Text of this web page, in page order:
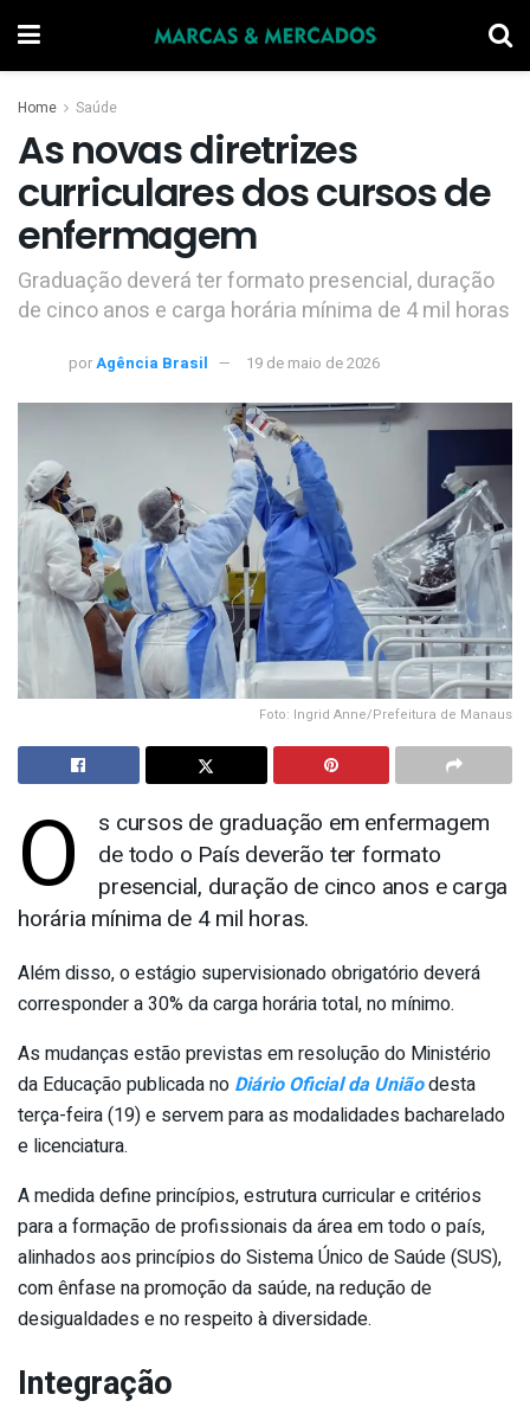
Home Saúde
As novas diretrizes
curriculares dos cursos de
enfermagem
Graduação deverá ter formato presencial, duração
de cinco anos e carga horária mínima de 4 mil horas
porAgência Brasil 19 de maio de 2026
Foto: Ingrid Anne/Prefeitura de Manaus
O
s cursos de graduação em enfermagem
de todo o País deverão ter formato
presencial, duração de cinco anos e carga
horária mínima de 4 mil horas.
Além disso, o estágio supervisionado obrigatório deverá
corresponder a 30% da carga horária total, no mínimo.
As mudanças estão previstas em resolução do Ministério
da Educaçãopublicada no Diário Oficial da Uniãodesta
terça-feira (19) e servem para as modalidades bacharelado
e licenciatura.
A medida define princípios, estrutura curricular e critérios
para a formação de profissionais da área em todo o país,
alinhados aos princípios do Sistema Único de Saúde (SUS),
com ênfase na promoção da saúde, na redução de
desigualdades e no respeito à diversidade.
Integração